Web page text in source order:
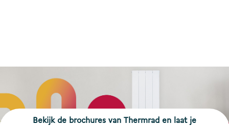
Bekijk de brochures van Thermrad en laat je